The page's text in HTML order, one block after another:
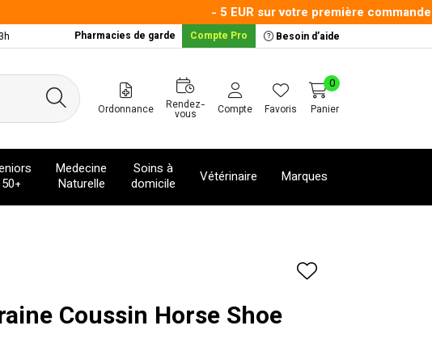
- 5 EUR sur votre première commande
Pharmacies de garde Compte Pro Besoin d’aide
Ordonnance Rendez-
vous Compte Favoris Panier
0
50+
Medecine
Naturelle
Soins à
domicile
Vétérinaire Marques
Coussin Horse Shoe